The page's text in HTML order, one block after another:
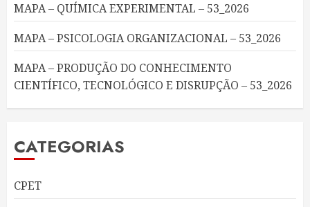
MAPA – QUÍMICA EXPERIMENTAL – 53_2026
MAPA – PSICOLOGIA ORGANIZACIONAL – 53_2026
MAPA – PRODUÇÃO DO CONHECIMENTO
CIENTÍFICO, TECNOLÓGICO E DISRUPÇÃO – 53_2026
CATEGORIAS
CPET